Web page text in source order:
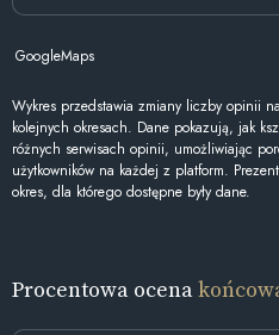
GoogleMaps
Wykres przedstawia zmiany liczby opinii
kolejnych okresach. Dane pokazują, jak
różnych serwisach opinii, umożliwiając
użytkowników na każdej z platform.
okres, dla którego dostępne były dane.
Procentowa ocena